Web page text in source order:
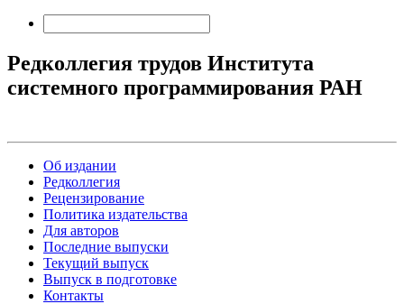
Редколлегия трудов Института
системного программирования РАН
Об издании
Редколлегия
Рецензирование
Политика издательства
Для авторов
Последние выпуски
Текущий выпуск
Выпуск в подготовке
Контакты